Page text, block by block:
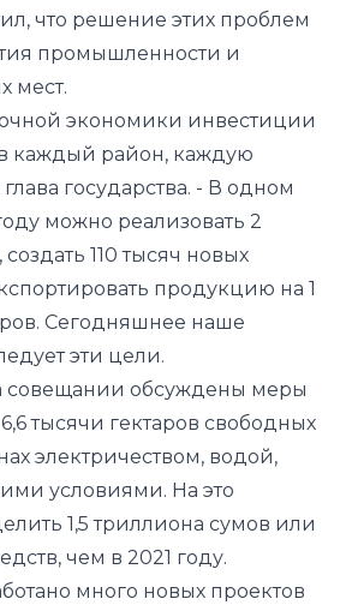
что решение этих проблем
промышленности и
мест.
экономики инвестиции
каждый район, каждую
государства. - В одном
можно реализовать 2
110 тысяч новых
продукцию на 1
Сегодняшнее наше
эти цели.
совещании обсуждены меры
тысячи гектаров свободных
электричеством, водой,
условиями. На это
1,5 триллиона сумов или
чем в 2021 году.
много новых проектов